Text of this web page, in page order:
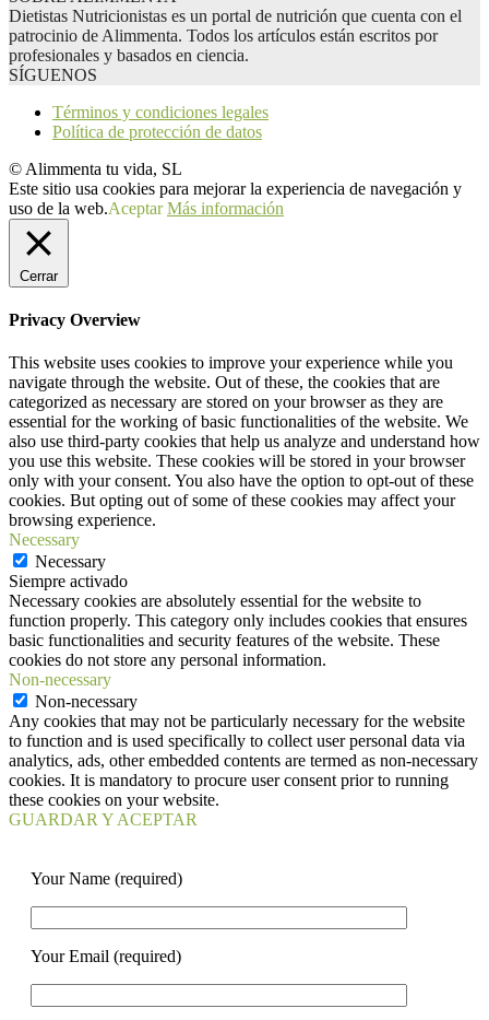
Dietistas Nutricionistas es un portal de nutrición que cuenta con el
patrocinio de Alimmenta. Todos los artículos están escritos por
profesionales y basados en ciencia.
SÍGUENOS
Términos y condiciones legales
Política de protección de datos
© Alimmenta tu vida, SL
Este sitio usa cookies para mejorar la experiencia de navegación y
uso de la web.Aceptar Más información
Cerrar
Privacy Overview
This website uses cookies to improve your experience while you
navigate through the website. Out of these, the cookies that are
categorized as necessary are stored on your browser as they are
essential for the working of basic functionalities of the website. We
also use third-party cookies that help us analyze and understand how
you use this website. These cookies will be stored in your browser
only with your consent. You also have the option to opt-out of these
cookies. But opting out of some of these cookies may affect your
browsing experience.
Necessary
Necessary
Siempre activado
Necessary cookies are absolutely essential for the website to
function properly. This category only includes cookies that ensures
basic functionalities and security features of the website. These
cookies do not store any personal information.
Non-necessary
Non-necessary
Any cookies that may not be particularly necessary for the website
to function and is used specifically to collect user personal data via
analytics, ads, other embedded contents are termed as non-necessary
cookies. It is mandatory to procure user consent prior to running
these cookies on your website.
GUARDAR Y ACEPTAR
Your Name (required)
Your Email (required)